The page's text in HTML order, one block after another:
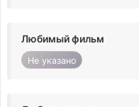
Любимый фильм
Не указано